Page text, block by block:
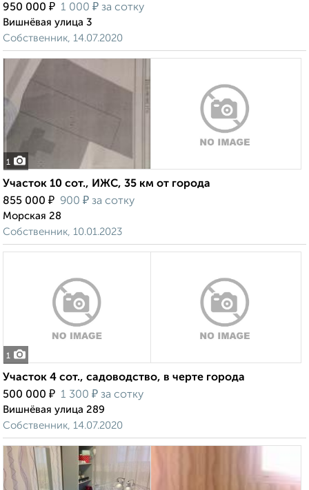
950 000 ₽ 1 000 ₽ за сотку
Вишнёвая улица 3
Собственник, 14.07.2020
1
Участок 10 сот., ИЖС, 35 км от города
855 000 ₽ 900 ₽ за сотку
Морская 28
Собственник, 10.01.2023
1
Участок 4 сот., садоводство, в черте города
500 000 ₽ 1 300 ₽ за сотку
Вишнёвая улица 289
Собственник, 14.07.2020